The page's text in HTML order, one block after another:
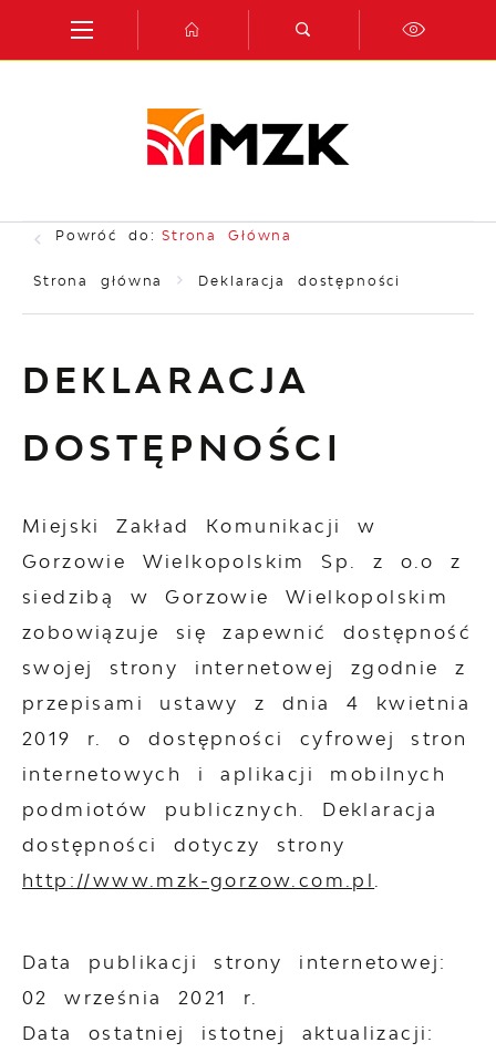
Przejdź do menu.
Przejdź do wyszukiwarki.
Przejdź do treści.
Przejdź do ustawień wielkości czcionki.
Włącz wersję kontrastową strony.
Powróć do: Strona Główna
Strona główna Deklaracja dostępności
DEKLARACJA
DOSTĘPNOŚCI
Miejski Zakład Komunikacji w
Gorzowie Wielkopolskim Sp. z o.o z
siedzibą w Gorzowie Wielkopolskim
zobowiązuje się zapewnić dostępność
swojej strony internetowej
zgodnie z
przepisami ustawy z dnia 4 kwietnia
2019 r. o dostępności cyfrowej stron
internetowych i aplikacji mobilnych
podmiotów publicznych. Deklaracja
dostępności dotyczy strony
http://www.mzk-gorzow.com.pl .
Data publikacji strony internetowej:
02 września 2021 r.
Data ostatniej istotnej aktualizacji: